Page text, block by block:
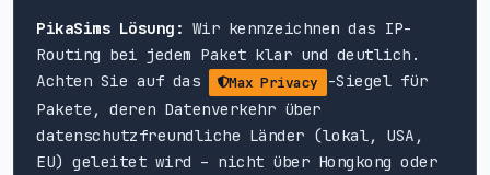
PikaSims Lösung: Wir kennzeichnen das IP-
Routing bei jedem Paket klar und deutlich.
Achten Sie auf das
Max Privacy
-Siegel für
Pakete, deren Datenverkehr über
datenschutzfreundliche Länder (lokal, USA,
EU) geleitet wird – nicht über Hongkong oder